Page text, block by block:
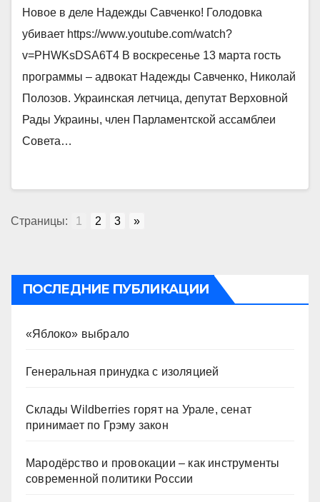
Новое в деле Надежды Савченко! Голодовка
убивает https://www.youtube.com/watch?
v=PHWKsDSA6T4 В воскресенье 13 марта гость
программы – адвокат Надежды Савченко, Николай
Полозов. Украинская летчица, депутат Верховной
Рады Украины, член Парламентской ассамблеи
Совета…
Страницы: 1 2 3 »
ПОСЛЕДНИЕ ПУБЛИКАЦИИ
«Яблоко» выбрало
Генеральная принудка с изоляцией
Склады Wildberries горят на Урале, сенат
принимает по Грэму закон
Мародёрство и провокации – как инструменты
современной политики России